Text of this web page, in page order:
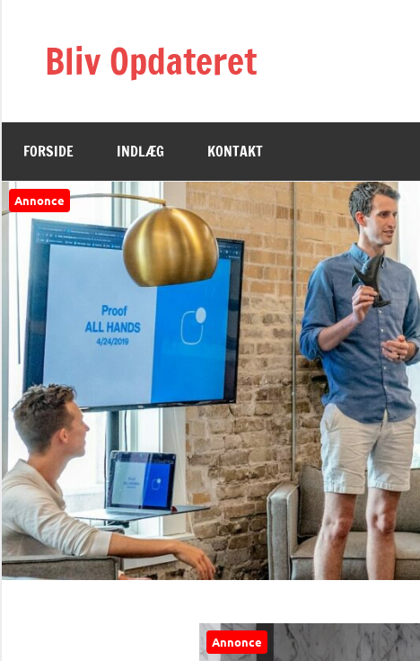
Bliv Opdateret
FORSIDE INDLÆG KONTAKT
Annonce
Annonce